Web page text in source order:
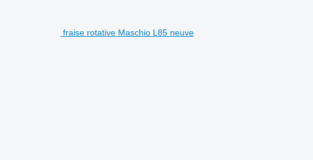
fraise rotative Maschio L85 neuve